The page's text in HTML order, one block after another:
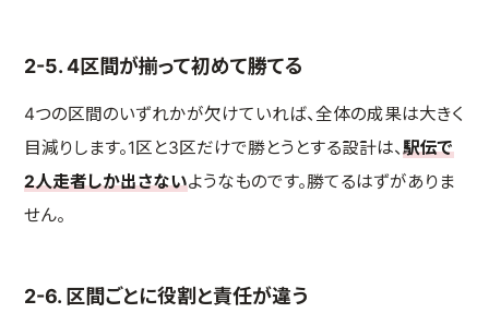
2-5. 4区間が揃って初めて勝てる
4つの区間のいずれかが欠けていれば、全体の成果は大きく
目減りします。1区と3区だけで勝とうとする設計は、駅伝で
2人走者しか出さないようなものです。勝てるはずがありま
せん。
2-6. 区間ごとに役割と責任が違う